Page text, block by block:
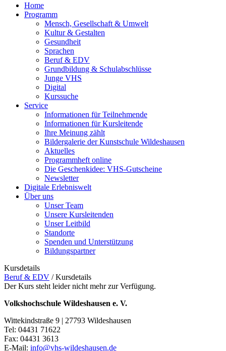
Home
Programm
Mensch, Gesellschaft & Umwelt
Kultur & Gestalten
Gesundheit
Sprachen
Beruf & EDV
Grundbildung & Schulabschlüsse
Junge VHS
Digital
Kurssuche
Service
Informationen für Teilnehmende
Informationen für Kursleitende
Ihre Meinung zählt
Bildergalerie der Kunstschule Wildeshausen
Aktuelles
Programmheft online
Die Geschenkidee: VHS-Gutscheine
Newsletter
Digitale Erlebniswelt
Über uns
Unser Team
Unsere Kursleitenden
Unser Leitbild
Standorte
Spenden und Unterstützung
Bildungspartner
Kursdetails
Beruf & EDV /Kursdetails
Der Kurs steht leider nicht mehr zur Verfügung.
Volkshochschule Wildeshausen e. V.
Wittekindstraße 9 | 27793 Wildeshausen
Tel: 04431 71622
Fax: 04431 3613
E-Mail: info@vhs-wildeshausen.de